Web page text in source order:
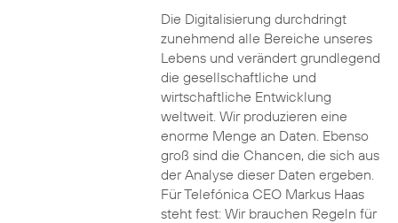
Die Digitalisierung durchdringt
zunehmend alle Bereiche unseres
Lebens und verändert grundlegend
die gesellschaftliche und
wirtschaftliche Entwicklung
weltweit. Wir produzieren eine
enorme Menge an Daten. Ebenso
groß sind die Chancen, die sich aus
der Analyse dieser Daten ergeben.
Für Telefónica CEO Markus Haas
steht fest: Wir brauchen Regeln für